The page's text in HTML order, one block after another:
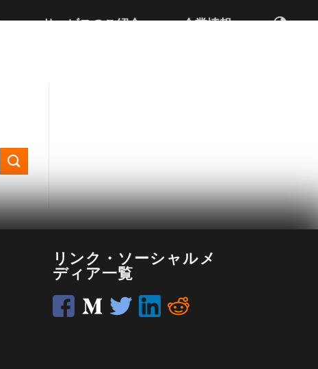
サービスのご紹介 企業情報
リンク・ソーシャルメ
ディア一覧